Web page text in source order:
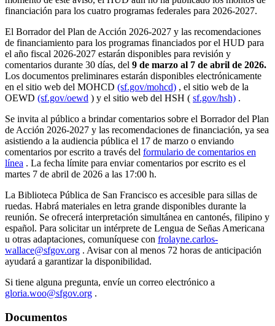
financiación para los cuatro programas federales para 2026-2027.
El Borrador del Plan de Acción 2026-2027 y las recomendaciones
de financiamiento para los programas financiados por el HUD para
el año fiscal 2026-2027 estarán disponibles para revisión y
comentarios durante 30 días, del 9 de marzo al 7 de abril de 2026.
Los documentos preliminares estarán disponibles electrónicamente
en el sitio web del MOHCD (sf.gov/mohcd) , el sitio web de la
OEWD (sf.gov/oewd ) y el sitio web del HSH ( sf.gov/hsh) .
Se invita al público a brindar comentarios sobre el Borrador del Plan
de Acción 2026-2027 y las recomendaciones de financiación, ya sea
asistiendo a la audiencia pública el 17 de marzo o enviando
comentarios por escrito a través del formulario de comentarios en
línea . La fecha límite para enviar comentarios por escrito es el
martes 7 de abril de 2026 a las 17:00 h.
La Biblioteca Pública de San Francisco es accesible para sillas de
ruedas. Habrá materiales en letra grande disponibles durante la
reunión. Se ofrecerá interpretación simultánea en cantonés, filipino y
español. Para solicitar un intérprete de Lengua de Señas Americana
u otras adaptaciones, comuníquese con frolayne.carlos-
wallace@sfgov.org . Avisar con al menos 72 horas de anticipación
ayudará a garantizar la disponibilidad.
Si tiene alguna pregunta, envíe un correo electrónico a
gloria.woo@sfgov.org .
Documentos